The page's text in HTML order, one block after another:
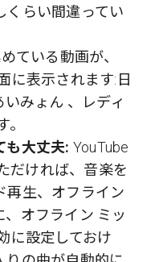
くらい間違ってい
ている動画が、
に表示されます:日
いみょん 、レディ
も大丈夫: YouTube
だければ、音楽を
再生、オフライン
オフライン ミッ
に設定しておけ